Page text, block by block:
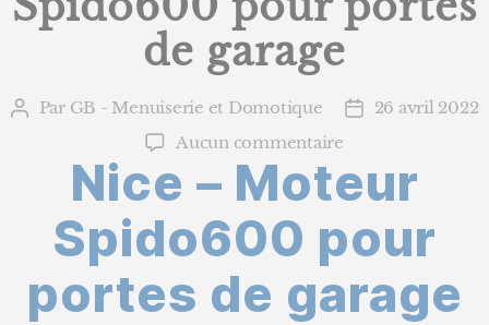
de garage
Auteur
Par GB - Menuiserie et Domotique
Date26 avril 2022
Aucun commentairesur
–
Spido600
pour
portes
de
Nice – Moteur
Spido600 pour
portes de garage